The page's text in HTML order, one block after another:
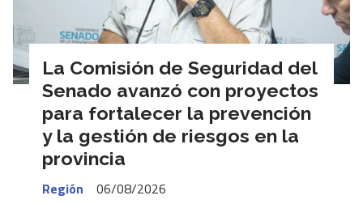
La Comisión de Seguridad del
Senado avanzó con proyectos
para fortalecer la prevención
y la gestión de riesgos en la
provincia
Región
06/08/2026